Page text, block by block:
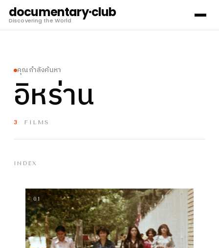
documentary·club
Discovering the World
คุณกำลังค้นหา
อิหร่าน
3 FILMS
INDEX
01